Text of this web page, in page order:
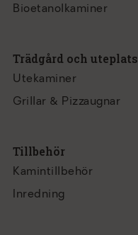
Bioetanolkaminer
Trädgård och uteplats
Utekaminer
Grillar & Pizzaugnar
Tillbehör
Kamintillbehör
Inredning